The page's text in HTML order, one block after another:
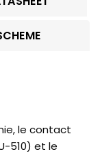
le contact
510) et le